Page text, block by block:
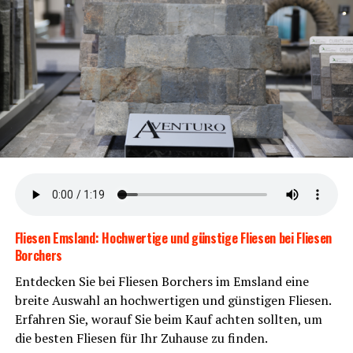
Gates-Rie­men­an­trieb
Der war­tungs­ar­me Rie­men­an­trieb garan­tiert vie­le sor­
gen­freie und kom­for­ta­ble Kilo­me­ter. Kei­ne Ket­te bedeu­
tet weni­ger War­tung und mehr Fahrspaß.
Flie­sen Ems­land: Hoch­wer­ti­ge und güns­ti­ge Flie­sen bei Flie­sen
Borchers
Ent­de­cken Sie bei Flie­sen Bor­chers im Ems­land eine
brei­te Aus­wahl an hoch­wer­ti­gen und güns­ti­gen Flie­sen.
Erfah­ren Sie, wor­auf Sie beim Kauf ach­ten soll­ten, um
die bes­ten Flie­sen für Ihr Zuhau­se zu finden.